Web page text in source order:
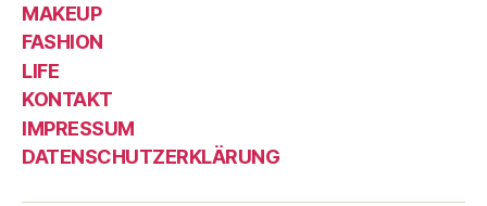
MAKEUP
FASHION
LIFE
KONTAKT
IMPRESSUM
DATENSCHUTZERKLÄRUNG